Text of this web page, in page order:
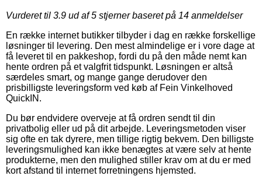
Vurderet til 3.9 ud af 5 stjerner baseret på 14 anmeldelser
En række internet butikker tilbyder i dag en række forskellige
løsninger til levering. Den mest almindelige er i vore dage at
få leveret til en pakkeshop, fordi du på den måde nemt kan
hente ordren på et valgfrit tidspunkt. Løsningen er altså
særdeles smart, og mange gange derudover den
prisbilligste leveringsform ved køb af Fein Vinkelhoved
QuickIN.
Du bør endvidere overveje at få ordren sendt til din
privatbolig eller ud på dit arbejde. Leveringsmetoden viser
sig ofte en tak dyrere, men tillige rigtig bekvem. Den billigste
leveringsmulighed kan ikke benægtes at være selv at hente
produkterne, men den mulighed stiller krav om at du er med
kort afstand til internet forretningens hjemsted.